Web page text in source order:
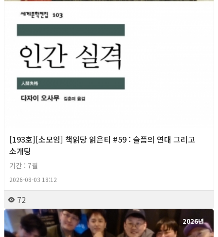
[193호][소모임] 책읽당 읽은티 #59 : 슬픔의 연대 그리고
소개팅
기간 : 7월
2026-08-03 18:12
72
2026년